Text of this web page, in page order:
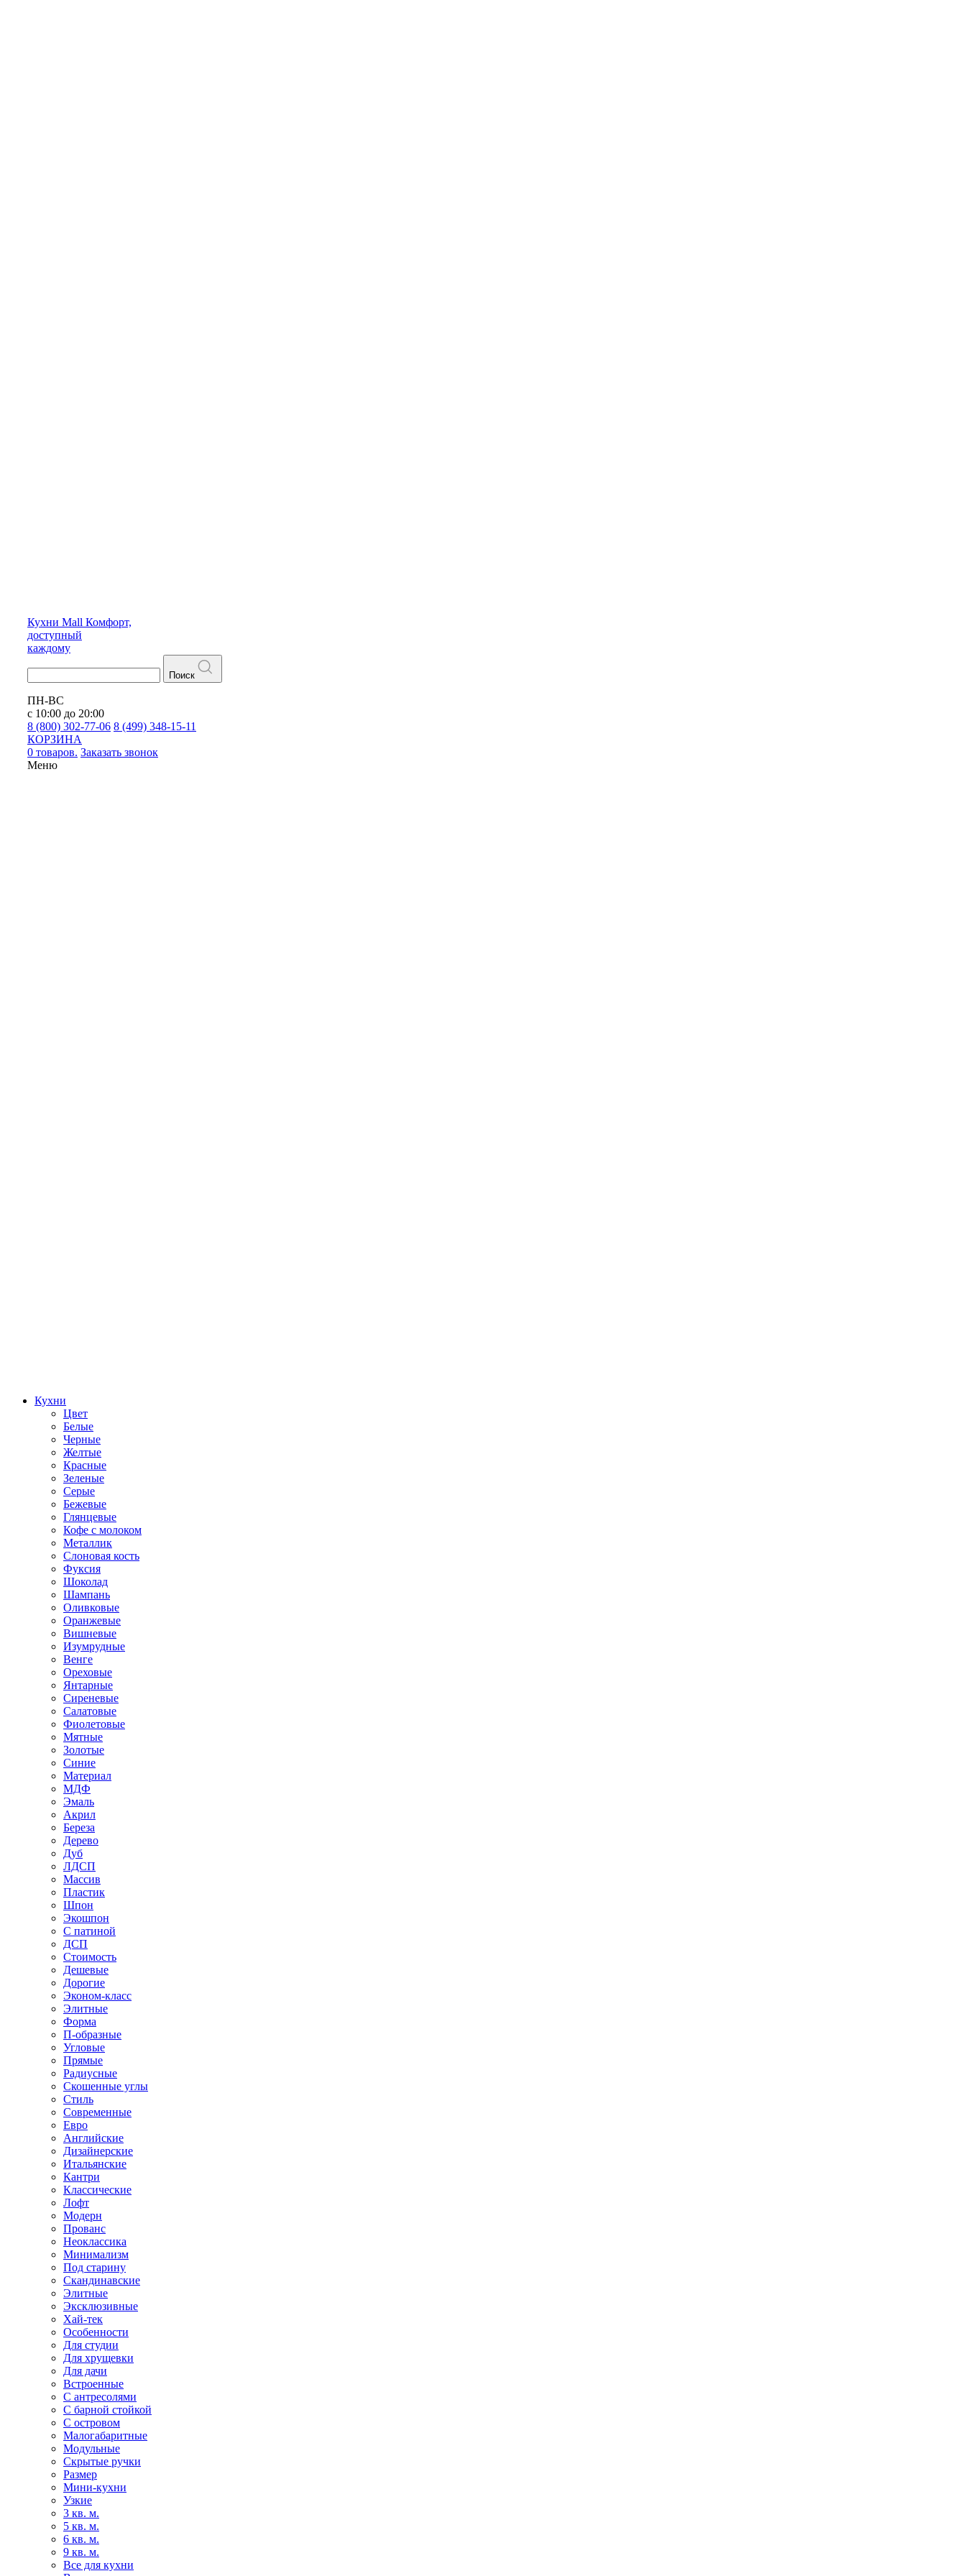
Кухни Mall Комфорт,
доступный
каждому
Поиск
ПН-ВС
с 10:00 до 20:00
8 (800) 302-77-06 8 (499) 348-15-11
КОРЗИНА
0 товаров. Заказать звонок
Меню
Кухни
Цвет
Белые
Черные
Желтые
Красные
Зеленые
Серые
Бежевые
Глянцевые
Кофе с молоком
Металлик
Слоновая кость
Фуксия
Шоколад
Шампань
Оливковые
Оранжевые
Вишневые
Изумрудные
Венге
Ореховые
Янтарные
Сиреневые
Салатовые
Фиолетовые
Мятные
Золотые
Синие
Материал
МДФ
Эмаль
Акрил
Береза
Дерево
Дуб
ЛДСП
Массив
Пластик
Шпон
Экошпон
С патиной
ДСП
Стоимость
Дешевые
Дорогие
Эконом-класс
Элитные
Форма
П-образные
Угловые
Прямые
Радиусные
Скошенные углы
Стиль
Современные
Евро
Английские
Дизайнерские
Итальянские
Кантри
Классические
Лофт
Модерн
Прованс
Неоклассика
Минимализм
Под старину
Скандинавские
Элитные
Эксклюзивные
Хай-тек
Особенности
Для студии
Для хрущевки
Для дачи
Встроенные
С антресолями
С барной стойкой
С островом
Малогабаритные
Модульные
Скрытые ручки
Размер
Мини-кухни
Узкие
3 кв. м.
5 кв. м.
6 кв. м.
9 кв. м.
Все для кухни